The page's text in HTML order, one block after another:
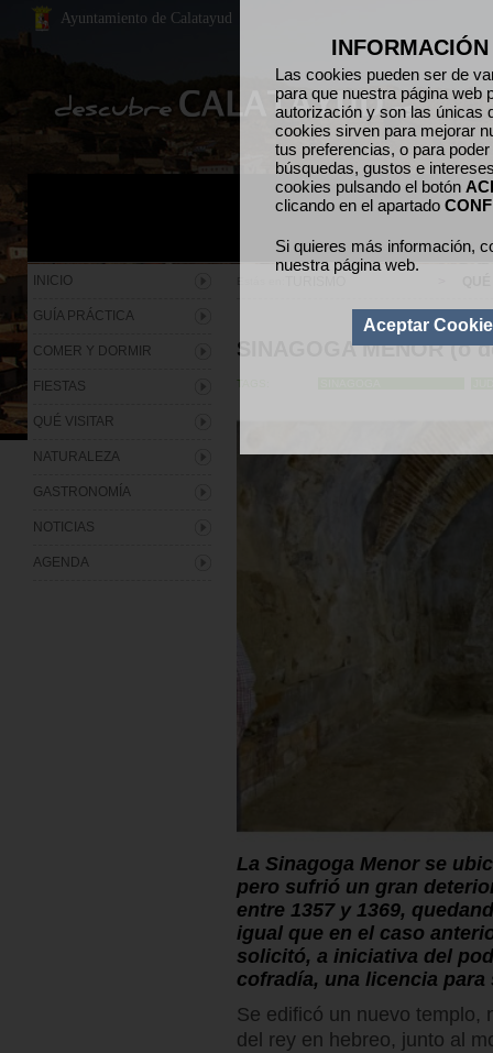
Las cookies pueden ser de
para que nuestra página web
autorización y son las únicas
cookies sirven para mejorar
tus preferencias, o para
búsquedas, gustos e
cookies pulsando el botón
clicando en el apartado
Si quieres más información,
nuestra página web.
Aceptar
SINAGOGA MENOR (o
TAGS:
La Sinagoga Menor se
pero sufrió un gran
entre 1357 y 1369,
igual que en el caso
solicitó, a iniciativa del
cofradía, una licencia
Se edificó un nuevo templo,
del rey en hebreo, junto al
INICIO
GUÍA PRÁCTICA
COMER Y DORMIR
FIESTAS
QUÉ VISITAR
NATURALEZA
GASTRONOMÍA
NOTICIAS
AGENDA
Ayuntamiento de Calatayud